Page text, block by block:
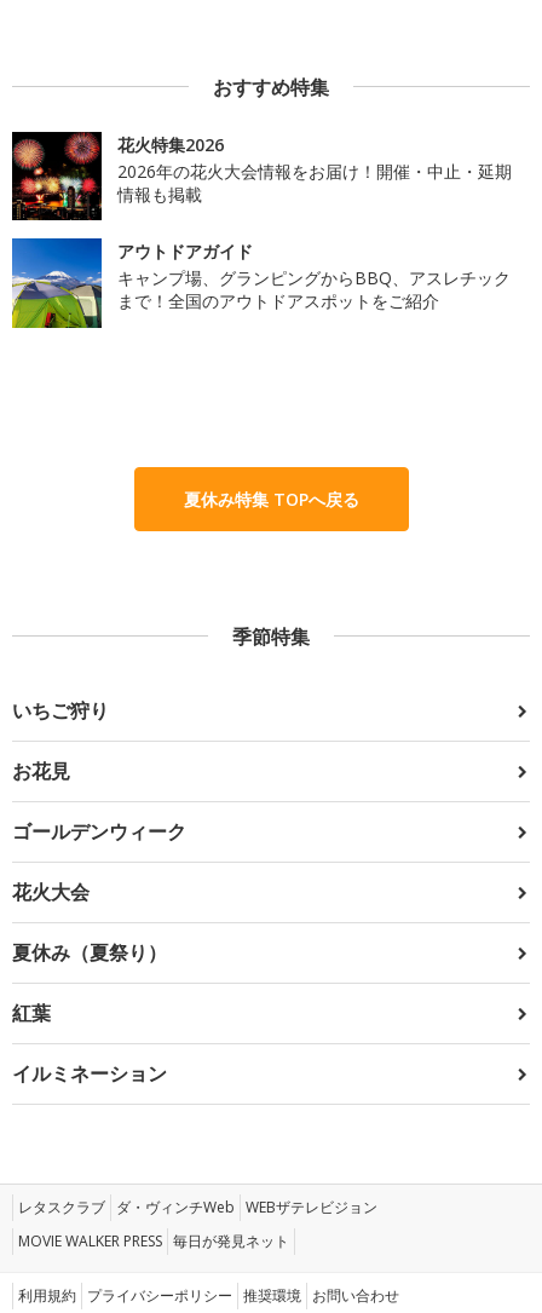
おすすめ特集
花火特集2026
2026年の花火大会情報をお届け！開催・中止・延期
情報も掲載
アウトドアガイド
キャンプ場、グランピングからBBQ、アスレチック
まで！全国のアウトドアスポットをご紹介
夏休み特集 TOPへ戻る
季節特集
いちご狩り
お花見
ゴールデンウィーク
花火大会
夏休み（夏祭り）
紅葉
イルミネーション
レタスクラブ ダ・ヴィンチWeb WEBザテレビジョン
MOVIE WALKER PRESS 毎日が発見ネット
利用規約 プライバシーポリシー 推奨環境 お問い合わせ